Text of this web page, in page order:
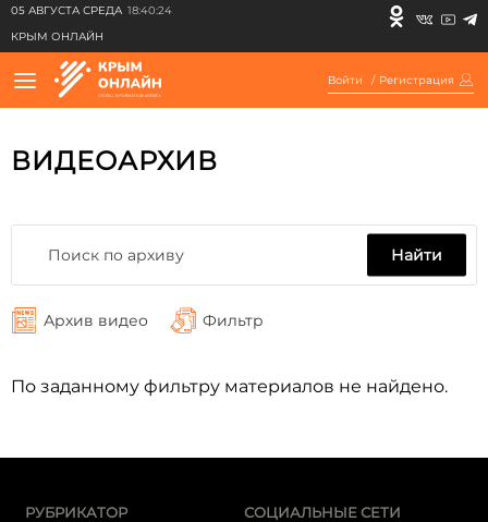
05 АВГУСТА СРЕДА 18:40:24
КРЫМ ОНЛАЙН
Войти / Регистрация
ВИДЕОАРХИВ
Найти
Архив видео Фильтр
По заданному фильтру материалов не найдено.
РУБРИКАТОР
СОЦИАЛЬНЫЕ СЕТИ